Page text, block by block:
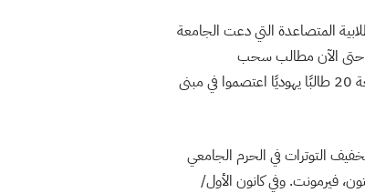
المتصاعدة التي دعت الجامعة
حتى الآن مطالب سحب
الاستثمارات وأنزلت عقوبات بالطلاب المحتجين. وفي تشرين الثاني/ نوفمبر، اعتقلت الجامعة 20 طالبًا يهوديًا اعتصموا في مبنى
التوترات في الحرم الجامعي
فيرمونت. وفي كانون الأول/